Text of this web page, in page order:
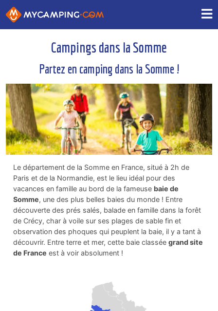
Campings dans la Somme
Partez en camping dans la Somme !
Le département de la Somme en France, situé à 2h de
Paris et de la Normandie, est le lieu idéal pour des
vacances en famille au bord de la fameuse baie de
Somme, une des plus belles baies du monde ! Entre
découverte des prés salés, balade en famille dans la forêt
de Crécy, char à voile sur ses plages de sable fin et
observation des phoques qui peuplent la baie, il y a tant à
découvrir. Entre terre et mer, cette baie classée grand site
de France est à voir absolument !